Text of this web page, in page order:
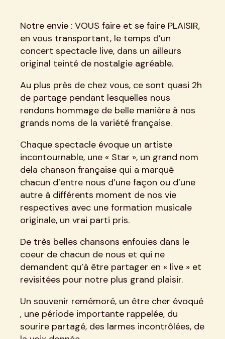
Notre envie : VOUS faire et se faire PLAISIR,
en vous transportant, le temps d’un
concert spectacle live, dans un ailleurs
original teinté de nostalgie agréable.
Au plus près de chez vous, ce sont quasi 2h
de partage pendant lesquelles nous
rendons hommage de belle manière à nos
grands noms de la variété française.
Chaque spectacle évoque un artiste
incontournable, une « Star », un grand nom
dela chanson française qui a marqué
chacun d’entre nous d’une façon ou d’une
autre à différents moment de nos vie
respectives avec une formation musicale
originale, un vrai parti pris.
De très belles chansons enfouies dans le
coeur de chacun de nous et qui ne
demandent qu’à être partager en « live » et
revisitées pour notre plus grand plaisir.
Un souvenir remémoré, un être cher évoqué
, une période importante rappelée, du
sourire partagé, des larmes incontrôlées, de